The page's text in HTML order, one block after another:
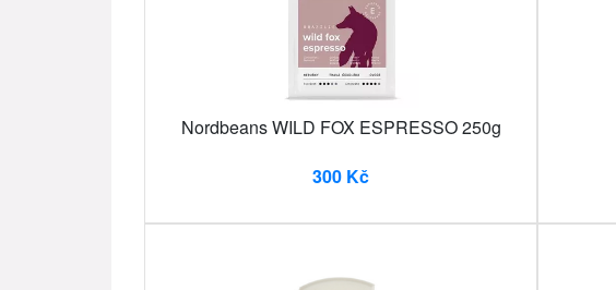
Nordbeans WILD FOX ESPRESSO 250g
300 Kč